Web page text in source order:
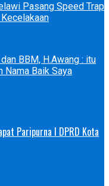
Pasang Speed Trap
BBM, H.Awang : itu
Nama Baik Saya
Paripurna I DPRD Kota